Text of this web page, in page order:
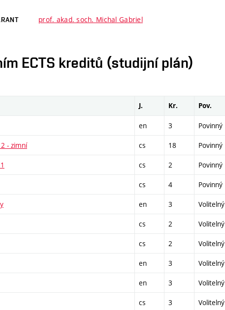
prof. akad. soch. Michal Gabriel
ECTS kreditů (studijní plán)
J. Kr. Pov.
en 3 Povinný
- zimní cs 18 Povinný
cs 2 Povinný
cs 4 Povinný
en 3 Volitelný
cs 2 Volitelný
cs 2 Volitelný
en 3 Volitelný
en 3 Volitelný
cs 3 Volitelný